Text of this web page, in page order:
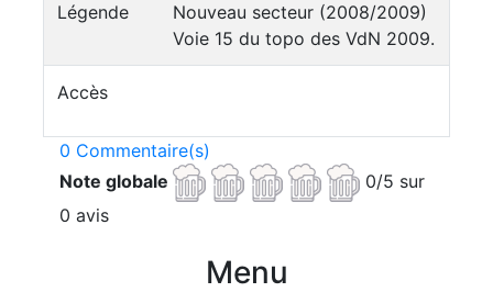
Légende
Nouveau secteur (2008/2009)
Voie 15 du topo des VdN 2009.
Accès
0 Commentaire(s)
Note globale
0/5 sur
0 avis
Menu